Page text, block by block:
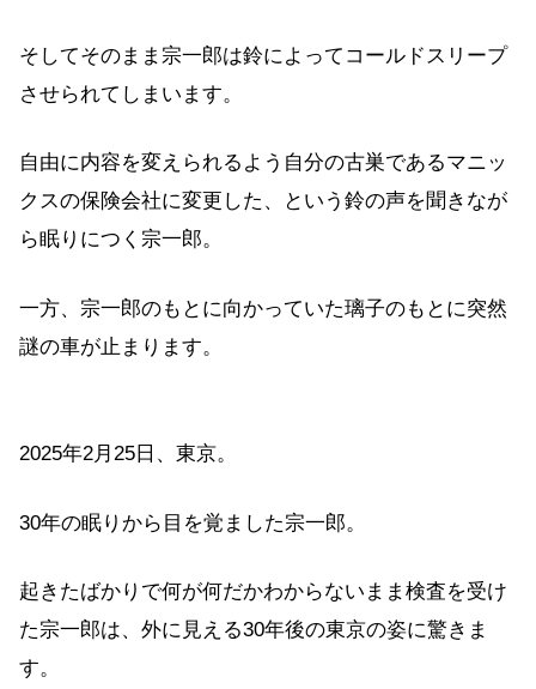
そしてそのまま宗一郎は鈴によってコールドスリープ
させられてしまいます。
自由に内容を変えられるよう自分の古巣であるマニッ
クスの保険会社に変更した、という鈴の声を聞きなが
ら眠りにつく宗一郎。
一方、宗一郎のもとに向かっていた璃子のもとに突然
謎の車が止まります。
2025年2月25日、東京。
30年の眠りから目を覚ました宗一郎。
起きたばかりで何が何だかわからないまま検査を受け
た宗一郎は、外に見える30年後の東京の姿に驚きま
す。